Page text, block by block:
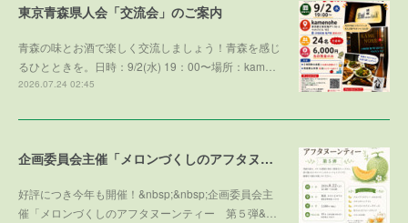
東京青森県人会「交流会」のご案内
青森の味とお酒で楽しく交流しましょう！青森を感じ
るひとときを。日時：9/2(水) 19：00〜場所：kam…
2026.07.24 02:45
企画委員会主催「メロンづくしのアフタヌーンティー 第５弾 ～メロンで残暑を乗り切ろう～」参加者募集！
好評につき今年も開催！&nbsp;&nbsp;企画委員会主
催「メロンづくしのアフタヌーンティー 第５弾&…